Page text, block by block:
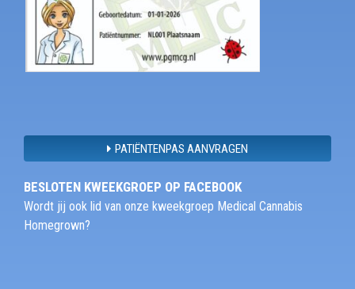
PATIËNTENPAS AANVRAGEN
BESLOTEN KWEEKGROEP OP FACEBOOK
Wordt jij ook lid van onze kweekgroep Medical Cannabis
Homegrown?